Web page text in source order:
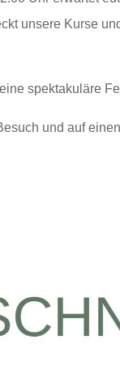
unsere Kurse
spektakuläre
und auf